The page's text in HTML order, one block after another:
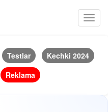
Testlar
Kechki 2024
Reklama